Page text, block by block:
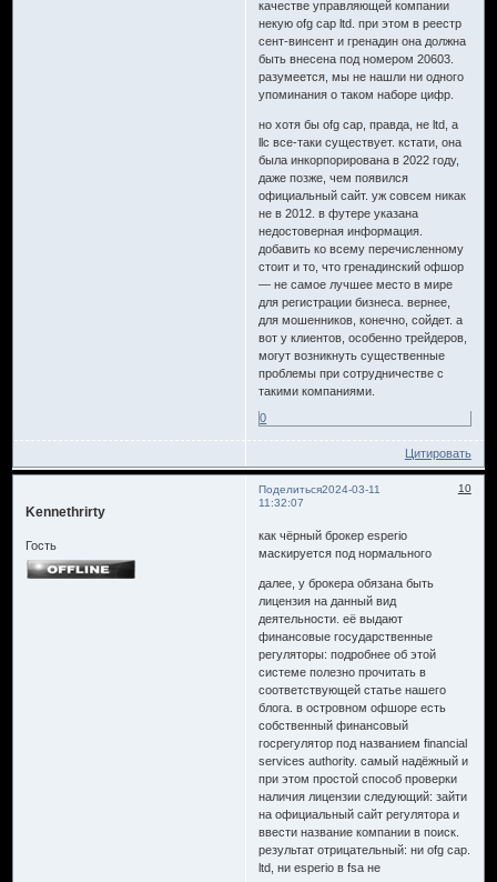
качестве управляющей компании
некую ofg cap ltd. при этом в реестр
сент-винсент и гренадин она должна
быть внесена под номером 20603.
разумеется, мы не нашли ни одного
упоминания о таком наборе цифр.
но хотя бы ofg cap, правда, не ltd, а
llc все-таки существует. кстати, она
была инкорпорирована в 2022 году,
даже позже, чем появился
официальный сайт. уж совсем никак
не в 2012. в футере указана
недостоверная информация.
добавить ко всему перечисленному
стоит и то, что гренадинский офшор
— не самое лучшее место в мире
для регистрации бизнеса. вернее,
для мошенников, конечно, сойдет. а
вот у клиентов, особенно трейдеров,
могут возникнуть существенные
проблемы при сотрудничестве с
такими компаниями.
0
Цитировать
Поделиться 10
2024-03-11
11:32:07
Kennethrirty
Гость
как чёрный брокер esperio
маскируется под нормального
далее, у брокера обязана быть
лицензия на данный вид
деятельности. её выдают
финансовые государственные
регуляторы: подробнее об этой
системе полезно прочитать в
соответствующей статье нашего
блога. в островном офшоре есть
собственный финансовый
госрегулятор под названием financial
services authority. самый надёжный и
при этом простой способ проверки
наличия лицензии следующий: зайти
на официальный сайт регулятора и
ввести название компании в поиск.
результат отрицательный: ни ofg cap.
ltd, ни esperio в fsa не